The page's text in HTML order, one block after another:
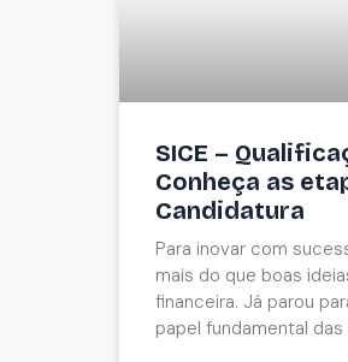
SICE –
Conheça as
Candidatura
Para inovar com
mais do que boas
financeira. Já parou
papel fundamental